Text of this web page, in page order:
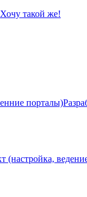
Хочу такой же!
порталы)
(настройка,